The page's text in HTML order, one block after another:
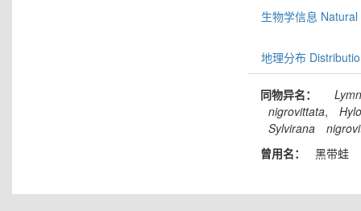
生物学信息
地理分布
同物异名：
nigrovittata,
Sylvirana
曾用名：
黑带蛙